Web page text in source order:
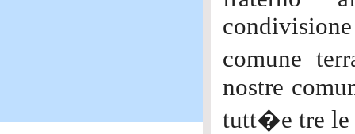
comune
nostre
tutt�e tre le